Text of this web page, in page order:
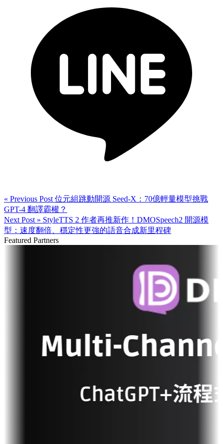
« Previous Post 位元組跳動開源 Seed-X：70億輕量模型挑戰
GPT-4 翻譯霸權？
Next Post » StyleTTS 2 作者再推新作！DMOSpeech2 開源模
型：速度翻倍、穩定性更強的語音合成新里程碑
Featured Partners